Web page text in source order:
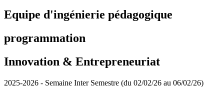
Equipe d'ingénierie pédagogique
programmation
Innovation & Entrepreneuriat
2025-2026 - Semaine Inter Semestre (du 02/02/26 au 06/02/26)